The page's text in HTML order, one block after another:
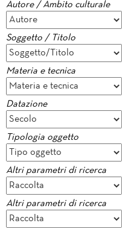
Autore / Ambito culturale
Soggetto / Titolo
Materia e tecnica
Datazione
Tipologia oggetto
Altri parametri di ricerca
Altri parametri di ricerca